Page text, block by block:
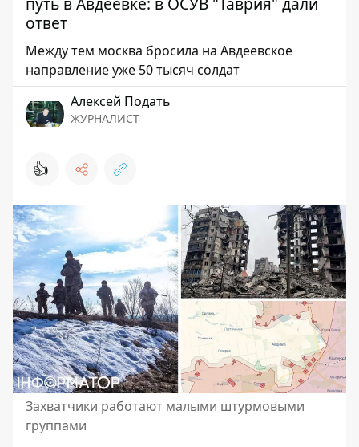
ответ
Между тем москва бросила на Авдеевское
направление уже 50 тысяч солдат
Алексей Подать
ЖУРНАЛИСТ
👍
Захватчики работают малыми штурмовыми
группами